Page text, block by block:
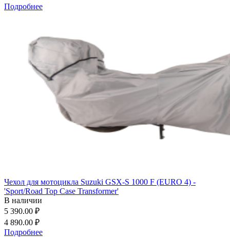
Подробнее
Чехол для мотоцикла Suzuki GSX-S 1000 F (EURO 4) -
'Sport/Road Top Case Transformer'
В наличии
5 390.00 ₽
4 890.00 ₽
Подробнее